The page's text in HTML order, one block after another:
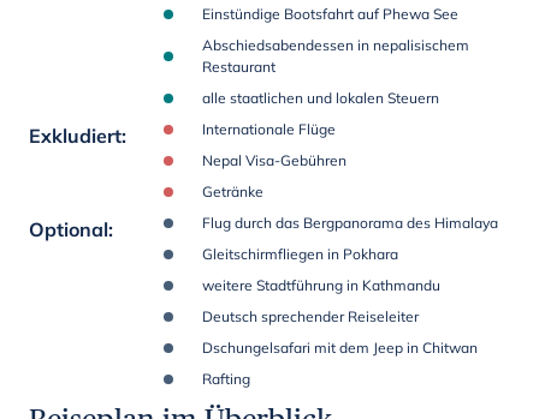
Einstündige Bootsfahrt auf Phewa See
Abschiedsabendessen in nepalisischem
Restaurant
alle staatlichen und lokalen Steuern
Exkludiert:
Internationale Flüge
Nepal Visa-Gebühren
Getränke
Optional:
Flug durch das Bergpanorama des Himalaya
Gleitschirmfliegen in Pokhara
weitere Stadtführung in Kathmandu
Deutsch sprechender Reiseleiter
Dschungelsafari mit dem Jeep in Chitwan
Rafting